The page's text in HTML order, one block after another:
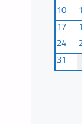
10
17
24
31